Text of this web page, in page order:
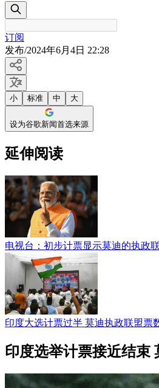
订阅
发布/2024年6月4日 22:28
小 标准 中 大
设为谷歌新闻首选来源
延伸阅读
电视台：初步计票显示莫迪的执政
印度大选计票过半 莫迪执政联盟票
印度选举计票接近结束